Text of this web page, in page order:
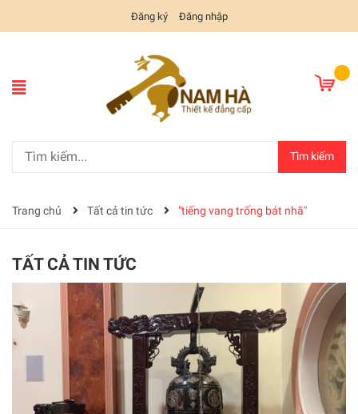
Đăng ký Đăng nhập
Tìm kiếm
Trang chủ Tất cả tin tức "tiếng vang trống bát nhã"
TẤT CẢ TIN TỨC